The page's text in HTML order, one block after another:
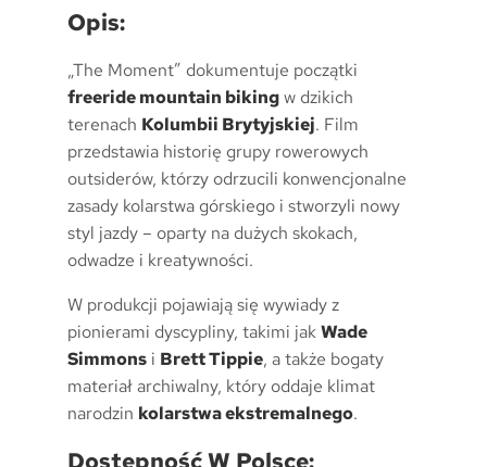
Opis:
„The Moment” dokumentuje początki
freeride mountain bikingw dzikich
terenach Kolumbii Brytyjskiej. Film
przedstawia historię grupy rowerowych
outsiderów, którzy odrzucili konwencjonalne
zasady kolarstwa górskiego i stworzyli nowy
styl jazdy – oparty na dużych skokach,
odwadze i kreatywności.
W produkcji pojawiają się wywiady z
pionierami dyscypliny, takimi jakWade
Simmons i Brett Tippie, a także bogaty
materiał archiwalny, który oddaje klimat
narodzin kolarstwa ekstremalnego.